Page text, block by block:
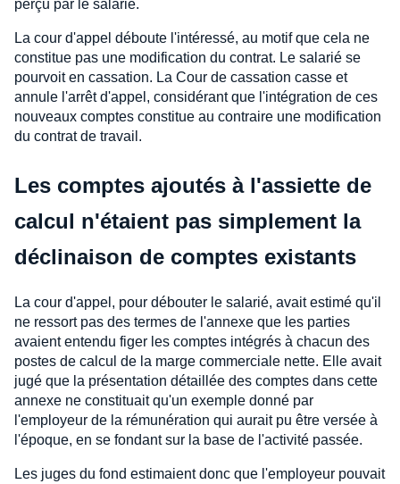
perçu par le salarié.
La cour d'appel déboute l'intéressé, au motif que cela ne
constitue pas une modification du contrat. Le salarié se
pourvoit en cassation. La Cour de cassation casse et
annule l'arrêt d'appel, considérant que l'intégration de ces
nouveaux comptes constitue au contraire une modification
du contrat de travail.
Les comptes ajoutés à l'assiette de
calcul n'étaient pas simplement la
déclinaison de comptes existants
La cour d'appel, pour débouter le salarié, avait estimé qu'il
ne ressort pas des termes de l'annexe que les parties
avaient entendu figer les comptes intégrés à chacun des
postes de calcul de la marge commerciale nette. Elle avait
jugé que la présentation détaillée des comptes dans cette
annexe ne constituait qu'un exemple donné par
l'employeur de la rémunération qui aurait pu être versée à
l'époque, en se fondant sur la base de l'activité passée.
Les juges du fond estimaient donc que l'employeur pouvait